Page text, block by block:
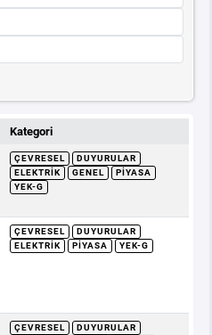
Kategori
ÇEVRESEL
DUYURULAR
ELEKTRIK
GENEL
PIYASA
YEK-G
ÇEVRESEL
DUYURULAR
ELEKTRIK
PIYASA YEK-G
ÇEVRESEL
DUYURULAR